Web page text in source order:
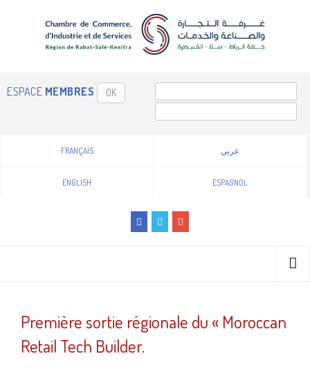
ESPACE MEMBRES OK
FRANÇAIS عربي
ENGLISH ESPAGNOL
Première sortie régionale du « Moroccan
Retail Tech Builder.